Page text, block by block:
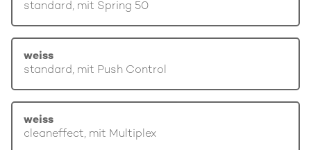
standard, mit Spring 50
weiss
standard, mit Push Control
weiss
cleaneffect, mit Multiplex